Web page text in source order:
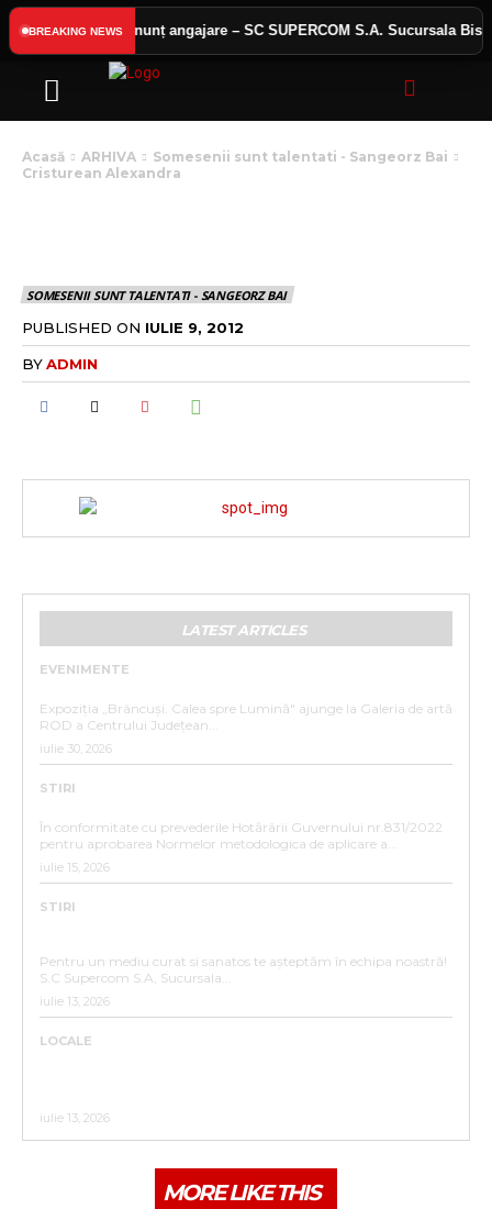
BREAKING NEWS
public Anunț angajare – SC SUPERCOM S.A. Sucursala
Acasă ARHIVA
Somesenii sunt talentati - Sangeorz Bai
Cristurean Alexandra
SOMESENII SUNT TALENTATI - SANGEORZ BAI
PUBLISHED ON IULIE 9, 2012
BYADMIN
LATEST ARTICLES
EVENIMENTE
Expoziția „Brâncuși. Calea spre Lumină" ajunge la Galeria de artă
ROD a Centrului Județean...
iulie 30, 2026
STIRI
În conformitate cu prevederile Hotărârii Guvernului nr.831/2022
pentru aprobarea Normelor metodologica de aplicare a...
iulie 15, 2026
STIRI
Pentru un mediu curat si sanatos te așteptăm în echipa noastră!
S.C Supercom S.A, Sucursala...
iulie 13, 2026
LOCALE
iulie 13, 2026
MORE LIKE THIS